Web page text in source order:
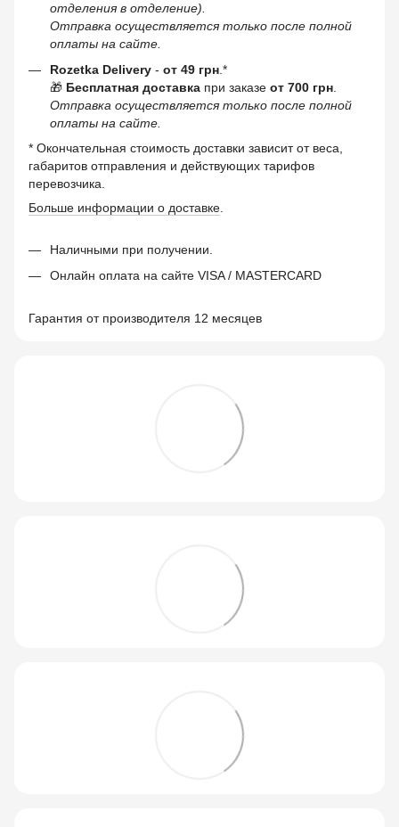
отделения в отделение).
Отправка осуществляется только после полной
оплаты на сайте.
Rozetka Delivery - от 49 грн .*
🎁 Бесплатная доставка при заказе от 700 грн
Отправка осуществляется только после полной
оплаты на сайте.
* Окончательная стоимость доставки зависит от веса,
габаритов отправления и действующих тарифов
перевозчика.
Больше информации о доставке
Наличными при получении.
Онлайн оплата на сайте VISA / MASTERCARD
Гарантия от производителя 12 месяцев